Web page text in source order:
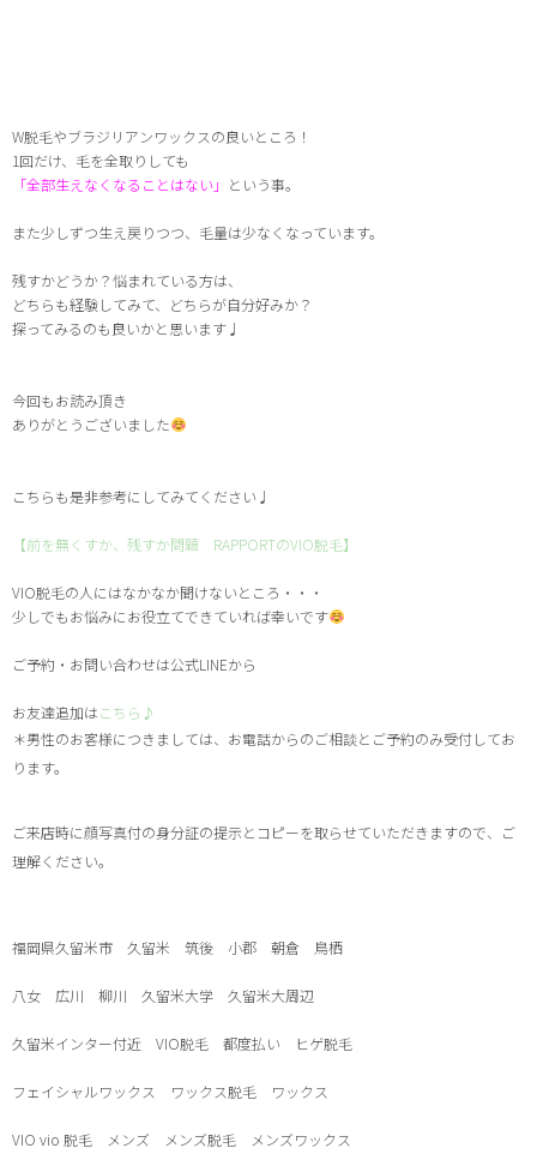
W脱毛やブラジリアンワックスの良いところ！
1回だけ、毛を全取りしても
「全部生えなくなることはない」 という事。
また少しずつ生え戻りつつ、毛量は少なくなっています。
残すかどうか？悩まれている方は、
どちらも経験してみて、どちらが自分好みか？
探ってみるのも良いかと思います♩
今回もお読み頂き
ありがとうございました
こちらも是非参考にしてみてください♩
【前を無くすか、残すか問題 RAPPORTのVIO脱毛】
VIO脱毛の人にはなかなか聞けないところ・・・
少しでもお悩みにお役立てできていれば幸いです
ご予約・お問い合わせは⁡公式LINEから
お友達追加はこちら♪
＊男性のお客様につきましては、お電話からのご相談とご予約のみ受付してお
ります。
ご来店時に顔写真付の身分証の提示とコピーを取らせていただきますので、ご
理解ください。
福岡県久留米市 久留米 筑後 小郡 朝倉 鳥栖
八女 広川 柳川 久留米大学 久留米大周辺
久留米インター付近 VIO脱毛 都度払い ヒゲ脱毛
フェイシャルワックス ワックス脱毛 ワックス
VIO vio 脱毛 メンズ メンズ脱毛 メンズワックス